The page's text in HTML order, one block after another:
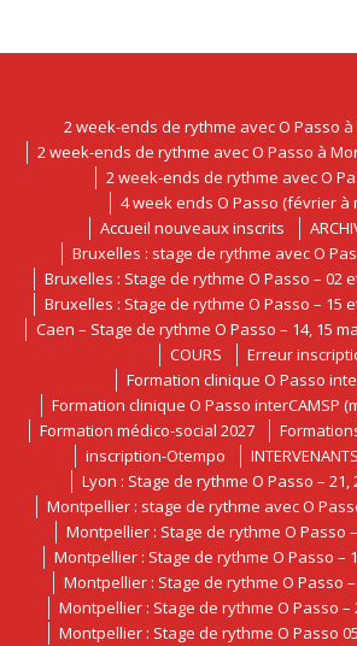
2 week-ends de rythme avec O Passo
2 week-ends de rythme avec O Passo à
2 week-ends de rythme avec O
4 week ends O Passo (février à
Accueil nouveaux inscrits
Bruxelles : stage de rythme avec O
Bruxelles : Stage de rythme O Passo – 02
Bruxelles : Stage de rythme O Passo – 15
Caen – Stage de rythme O Passo – 14, 15
COURS
Erreur
Formation clinique O Passo
Formation clinique O Passo interCAMSP
Formation médico-social 2027
inscription-Otempo
INTERVENANTS
Lyon : Stage de rythme O Passo – 21,
Montpellier : stage de rythme avec O
Montpellier : Stage de rythme O Passo
Montpellier : Stage de rythme O Passo –
Montpellier : Stage de rythme O Passo –
Montpellier : Stage de rythme O Passo –
Montpellier : Stage de rythme O Passo